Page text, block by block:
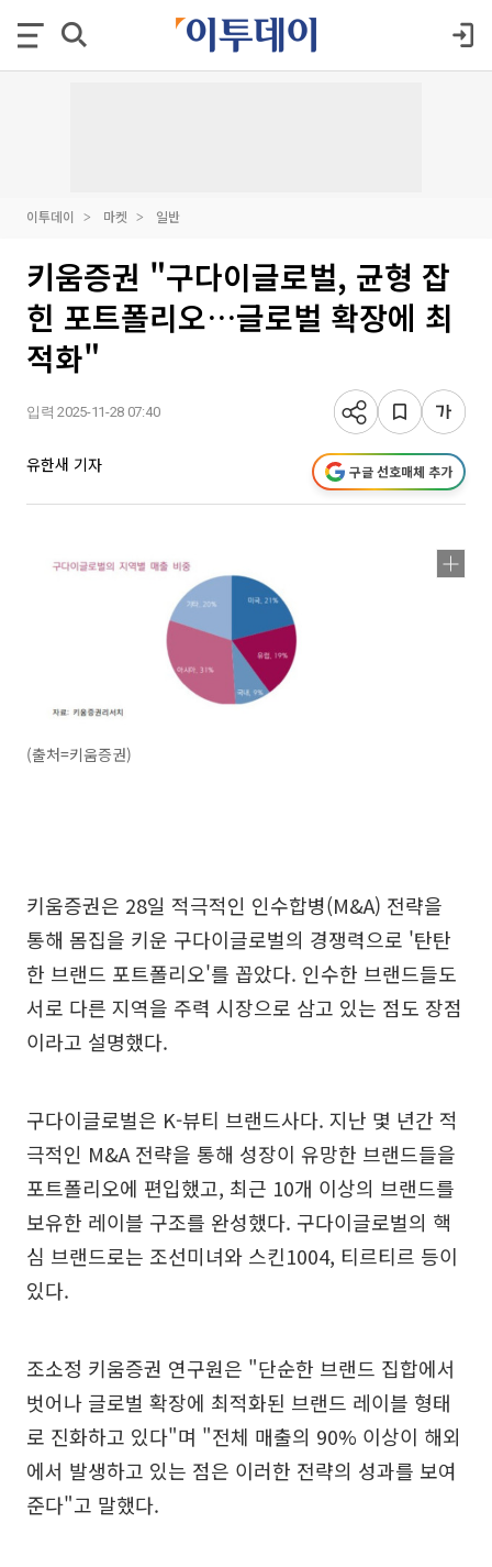
이투데이 마켓 일반
키움증권 "구다이글로벌, 균형 잡
힌 포트폴리오…글로벌 확장에 최
적화"
입력 2025-11-28 07:40
유한새 기자 구글 선호매체 추가
(출처=키움증권)
키움증권은 28일 적극적인 인수합병(M&A) 전략을
통해 몸집을 키운 구다이글로벌의 경쟁력으로 '탄탄
한 브랜드 포트폴리오'를 꼽았다. 인수한 브랜드들도
서로 다른 지역을 주력 시장으로 삼고 있는 점도 장점
이라고 설명했다.
구다이글로벌은 K-뷰티 브랜드사다. 지난 몇 년간 적
극적인 M&A 전략을 통해 성장이 유망한 브랜드들을
포트폴리오에 편입했고, 최근 10개 이상의 브랜드를
보유한 레이블 구조를 완성했다. 구다이글로벌의 핵
심 브랜드로는 조선미녀와 스킨1004, 티르티르 등이
있다.
조소정 키움증권 연구원은 "단순한 브랜드 집합에서
벗어나 글로벌 확장에 최적화된 브랜드 레이블 형태
로 진화하고 있다"며 "전체 매출의 90% 이상이 해외
에서 발생하고 있는 점은 이러한 전략의 성과를 보여
준다"고 말했다.